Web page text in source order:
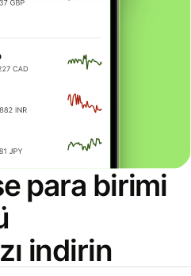
para birimi
indirin